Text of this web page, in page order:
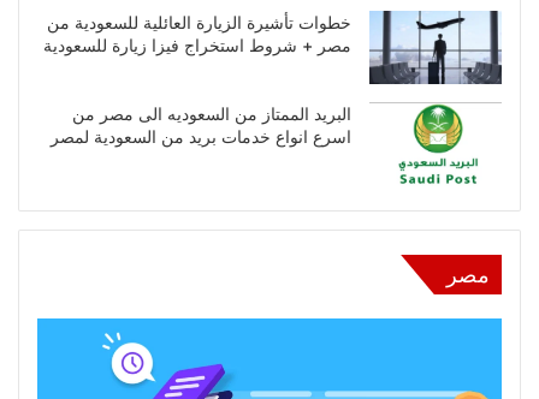
خطوات تأشيرة الزيارة العائلية للسعودية من
مصر + شروط استخراج فيزا زيارة للسعودية
البريد الممتاز من السعوديه الى مصر من
اسرع انواع خدمات بريد من السعودية لمصر
مصر